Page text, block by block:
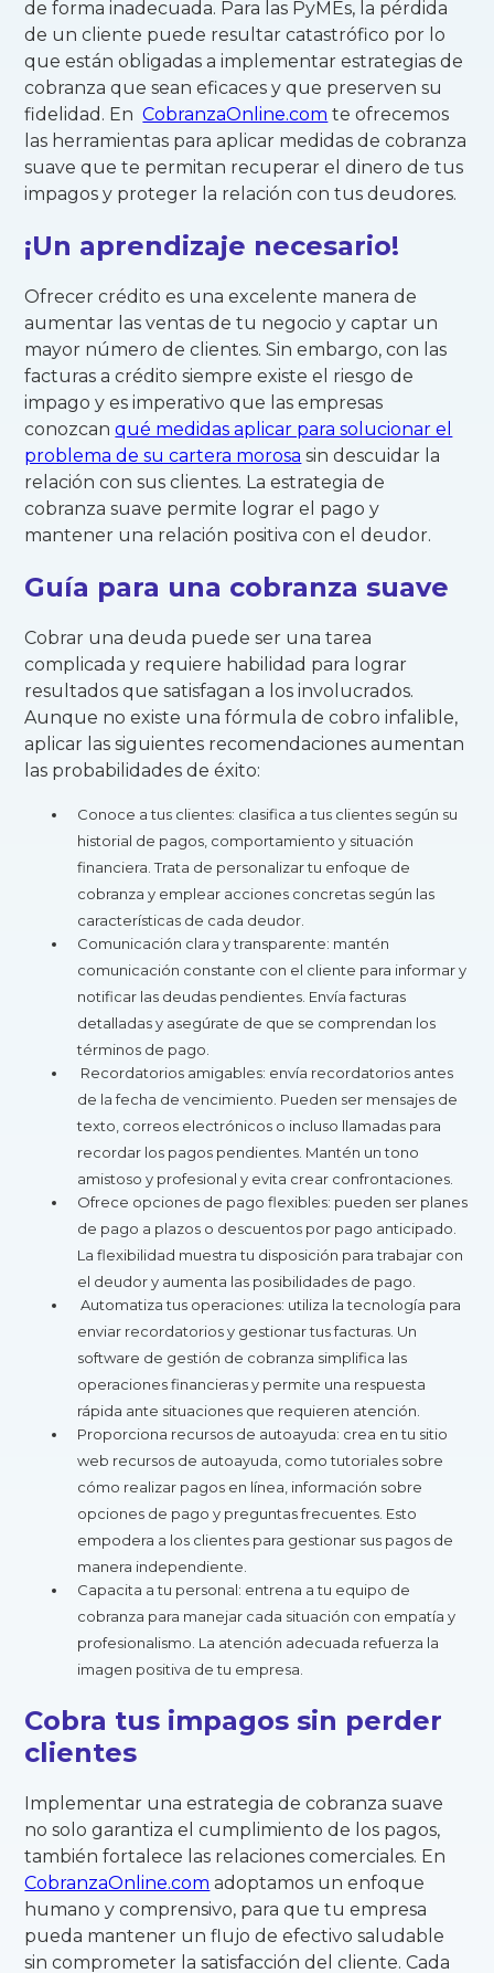
de forma inadecuada. Para las PyMEs, la pérdida
de un cliente puede resultar catastrófico por lo
que están obligadas a implementar estrategias de
cobranza que sean eficaces y que preserven su
fidelidad. EnCobranzaOnline.com te ofrecemos
las herramientas para aplicar medidas de cobranza
suave que te permitan recuperar el dinero de tus
impagos y proteger la relación con tus deudores.
¡Un aprendizaje necesario!
Ofrecer crédito es una excelente manera de
aumentar las ventas de tu negocio y captar un
mayor número de clientes. Sin embargo, con las
facturas a crédito siempre existe el riesgo de
impago y es imperativo que las empresas
conozcanqué medidas aplicar para solucionar el
problema de su cartera morosa sin descuidar la
relación con sus clientes. La estrategia de
cobranza suave permite lograr el pago y
mantener una relación positiva con el deudor.
Guía para una cobranza suave
Cobrar una deuda puede ser una tarea
complicada y requiere habilidad para lograr
resultados que satisfagan a los involucrados.
Aunque no existe una fórmula de cobro infalible,
aplicar las siguientes recomendaciones aumentan
las probabilidades de éxito:
Conoce a tus clientes: clasifica a tus clientes según su
historial de pagos, comportamiento y situación
financiera. Trata de personalizar tu enfoque de
cobranza y emplear acciones concretas según las
características de cada deudor.
Comunicación clara y transparente: mantén
comunicación constante con el cliente para informar y
notificar las deudas pendientes. Envía facturas
detalladas y asegúrate de que se comprendan los
términos de pago.
Recordatorios amigables: envía recordatorios antes
de la fecha de vencimiento. Pueden ser mensajes de
texto, correos electrónicos o incluso llamadas para
recordar los pagos pendientes. Mantén un tono
amistoso y profesional y evita crear confrontaciones.
Ofrece opciones de pago flexibles: pueden ser planes
de pago a plazos o descuentos por pago anticipado.
La flexibilidad muestra tu disposición para trabajar con
el deudor y aumenta las posibilidades de pago.
Automatiza tus operaciones: utiliza la tecnología para
enviar recordatorios y gestionar tus facturas. Un
software de gestión de cobranza simplifica las
operaciones financieras y permite una respuesta
rápida ante situaciones que requieren atención.
Proporciona recursos de autoayuda: crea en tu sitio
web recursos de autoayuda, como tutoriales sobre
cómo realizar pagos en línea, información sobre
opciones de pago y preguntas frecuentes. Esto
empodera a los clientes para gestionar sus pagos de
manera independiente.
Capacita a tu personal: entrena a tu equipo de
cobranza para manejar cada situación con empatía y
profesionalismo. La atención adecuada refuerza la
imagen positiva de tu empresa.
Cobra tus impagos sin perder
clientes
Implementar una estrategia de cobranza suave
no solo garantiza el cumplimiento de los pagos,
también fortalece las relaciones comerciales. En
CobranzaOnline.com adoptamos un enfoque
humano y comprensivo, para que tu empresa
pueda mantener un flujo de efectivo saludable
sin comprometer la satisfacción del cliente. Cada